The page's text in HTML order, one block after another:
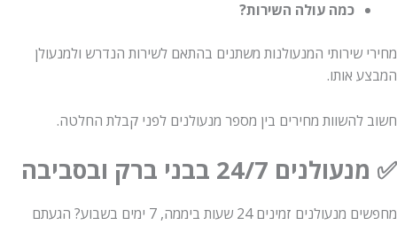
כמה עולה השירות?
מחירי שירותי המנעולנות משתנים בהתאם לשירות הנדרש ולמנעולן
המבצע אותו.
חשוב להשוות מחירים בין מספר מנעולנים לפני קבלת החלטה.
✅ מנעולנים 24/7 בבני ברק ובסביבה
מחפשים מנעולנים זמינים 24 שעות ביממה, 7 ימים בשבוע? הגעתם